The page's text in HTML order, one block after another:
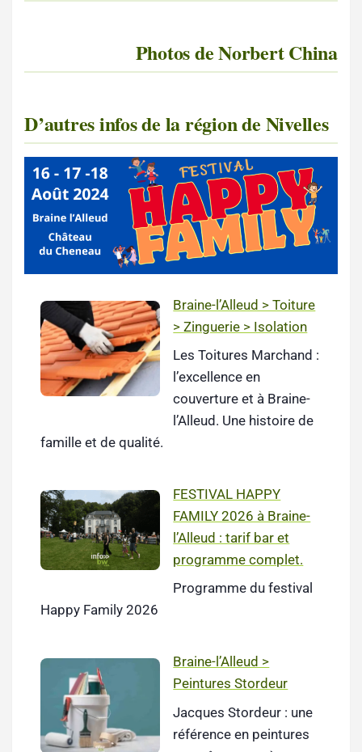
Photos de Norbert China
D’autres infos de la région de Nivelles
Braine-l’Alleud > Toiture
> Zinguerie > Isolation
Les Toitures Marchand :
l’excellence en
couverture et à Braine-
l’Alleud. Une histoire de
famille et de qualité.
FESTIVAL HAPPY
FAMILY 2026 à Braine-
l’Alleud : tarif bar et
programme complet.
Programme du festival
Happy Family 2026
Braine-l’Alleud >
Peintures Stordeur
Jacques Stordeur : une
référence en peintures